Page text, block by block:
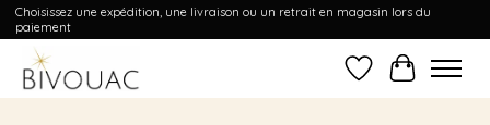
Choisissez une expédition, une livraison ou un retrait en magasin lors du
paiement
Liste dePanier